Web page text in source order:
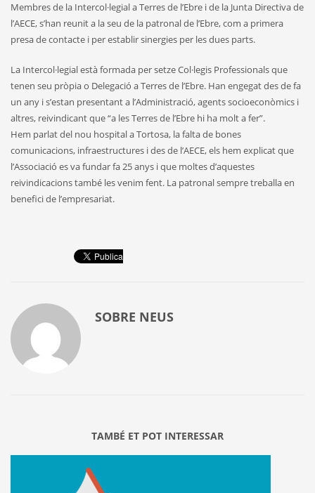
Membres de la Intercol·legial a Terres de l’Ebre i de la Junta Directiva de
l’AECE, s’han reunit a la seu de la patronal de l’Ebre, com a primera
presa de contacte i per establir sinergies per les dues parts.
La Intercol·legial està formada per setze Col·legis Professionals que
tenen seu pròpia o Delegació a Terres de l’Ebre. Han engegat des de fa
un any i s’estan presentant a l’Administració, agents socioeconòmics i
altres, reivindicant que “a les Terres de l’Ebre hi ha molt a fer”.
Hem parlat del nou hospital a Tortosa, la falta de bones
comunicacions, infraestructures i des de l’AECE, els hem explicat que
l’Associació es va fundar fa 25 anys i que moltes d’aquestes
reivindicacions també les venim fent. La patronal sempre treballa en
benefici de l’empresariat.
SOBRE NEUS
TAMBÉ ET POT INTERESSAR